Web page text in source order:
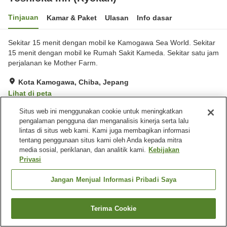
Tinjauan Kamar & Paket Ulasan Info dasar
Sekitar 15 menit dengan mobil ke Kamogawa Sea World. Sekitar
15 menit dengan mobil ke Rumah Sakit Kameda. Sekitar satu jam
perjalanan ke Mother Farm.
Kota Kamogawa, Chiba, Jepang
Lihat di peta
Ulasan:4
Fasilitas properti
Tempat parkir
Jepang Chiba
Kota Kamogawa
Yoshioka Inn (Ryokan)
Cari kamar
Situs web ini menggunakan cookie untuk meningkatkan
pengalaman pengguna dan menganalisis kinerja serta lalu
lintas di situs web kami. Kami juga membagikan informasi
tentang penggunaan situs kami oleh Anda kepada mitra
media sosial, periklanan, dan analitik kami. Kebijakan
Privasi
Jangan Menjual Informasi Pribadi Saya
Terima Cookie